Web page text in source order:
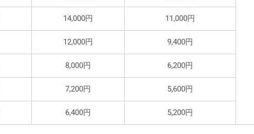
14,000円 11,000円
12,000円 9,400円
8,000円 6,200円
7,200円 5,600円
6,400円 5,200円